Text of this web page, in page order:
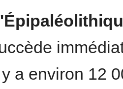
a environ 12